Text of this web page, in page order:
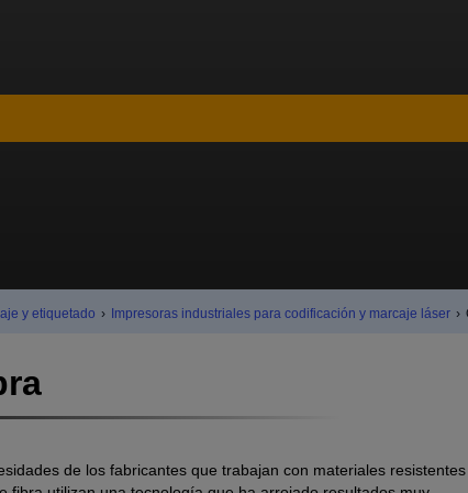
y etiquetado › Impresoras industriales para codificación y marcaje láser ›
de los fabricantes que trabajan con materiales